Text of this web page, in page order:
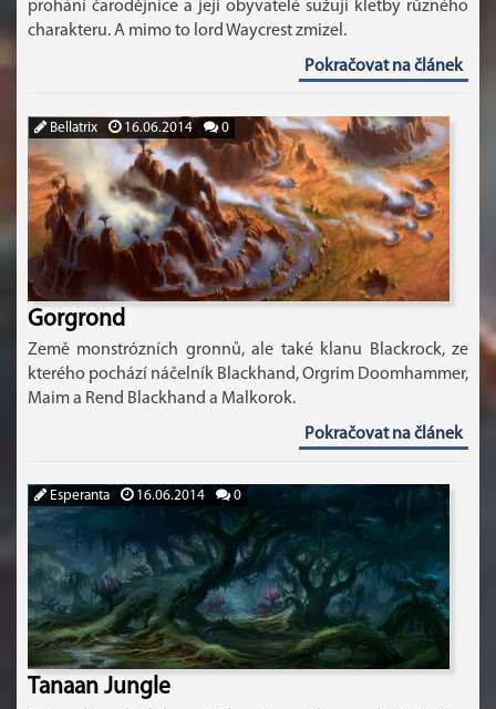
prohání čarodějnice a její obyvatelé sužují kletby různého
charakteru. A mimo to lord Waycrest zmizel.
Pokračovat na článek
Bellatrix 16.06.2014 0
Gorgrond
Země monstrózních gronnů, ale také klanu Blackrock, ze
kterého pochází náčelník Blackhand, Orgrim Doomhammer,
Maim a Rend Blackhand a Malkorok.
Pokračovat na článek
Esperanta 16.06.2014 0
Tanaan Jungle